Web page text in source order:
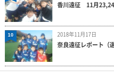
香川遠征 11月
2018年11月17日
奈良遠征レポート（
10